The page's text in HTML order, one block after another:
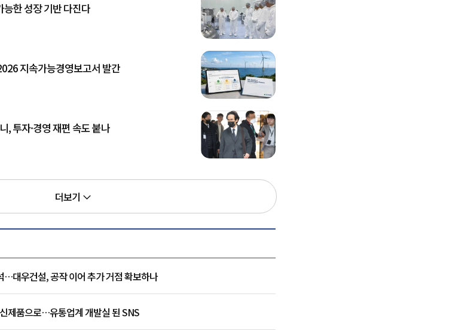
한 성장 기반 다진다
지속가능경영보고서 발간
투자·경영 재편 속도 붙나
더보기
…대우건설, 공작 이어 추가 거점 확보하나
제품으로…유통업계 개발실 된 SNS